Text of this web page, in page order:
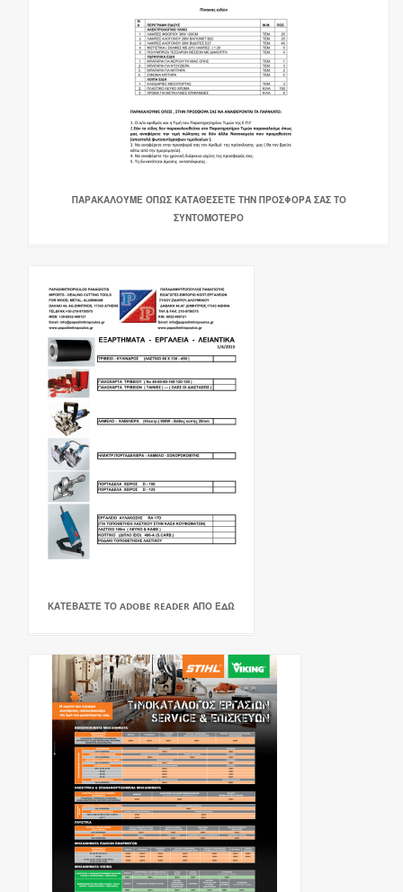
ΠΑΡΑΚΑΛΟΎΜΕ ΌΠΩΣ ΚΑΤΑΘΈΣΕΤΕ ΤΗΝ ΠΡΟΣΦΟΡΆ ΣΑΣ ΤΟ
ΣΥΝΤΟΜΌΤΕΡΟ
ΚΑΤΕΒΑΣΤΕ ΤΟ ADOBE READER ΑΠΟ ΕΔΩ